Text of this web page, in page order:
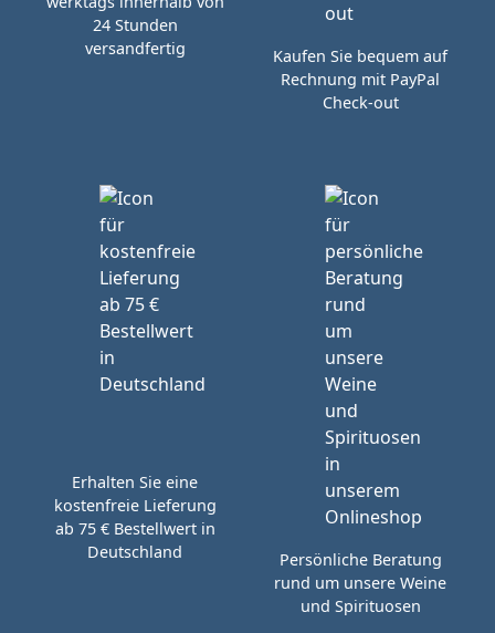
24 Stunden
versandfertig
Kaufen Sie bequem auf
Rechnung mit PayPal
Check-out
Erhalten Sie eine
kostenfreie Lieferung
ab 75 € Bestellwert in
Deutschland
Persönliche Beratung
rund um unsere Weine
und Spirituosen